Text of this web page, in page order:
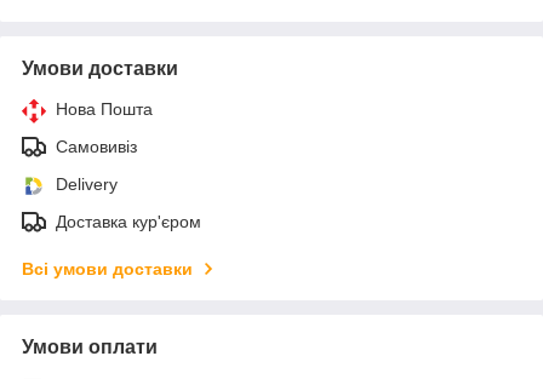
Умови доставки
Нова Пошта
Самовивіз
Delivery
Доставка кур'єром
Всі умови доставки
Умови оплати